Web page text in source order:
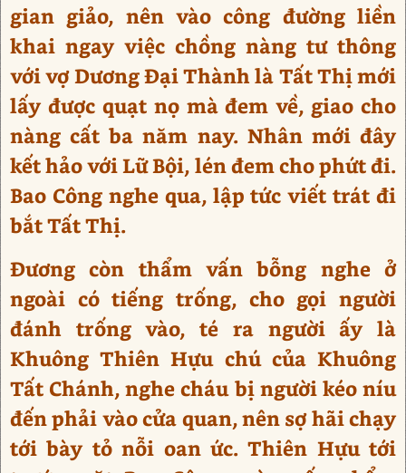
gian giảo, nên vào công đường liền
khai ngay việc chồng nàng tư thông
với vợ Dương Đại Thành là Tất Thị mới
lấy được quạt nọ mà đem về, giao cho
nàng cất ba năm nay. Nhân mới đây
kết hảo với Lữ Bội, lén đem cho phứt đi.
Bao Công nghe qua, lập tức viết trát đi
bắt Tất Thị.
Đương còn thẩm vấn bỗng nghe ở
ngoài có tiếng trống, cho gọi người
đánh trống vào, té ra người ấy là
Khuông Thiên Hựu chú của Khuông
Tất Chánh, nghe cháu bị người kéo níu
đến phải vào cửa quan, nên sợ hãi chạy
tới bày tỏ nỗi oan ức. Thiên Hựu tới